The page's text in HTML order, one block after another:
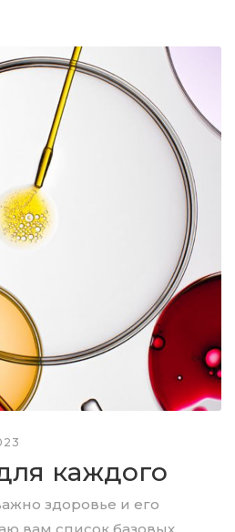
каждого
здоровье и его